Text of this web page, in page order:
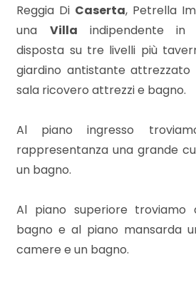
Reggia Di Caserta, Petrella
una Villa indipendente in
disposta su tre livelli più
giardino antistante
sala ricovero attrezzi e bagno.
Al piano ingresso
rappresentanza una grande
un bagno.
Al piano superiore
bagno e al piano mansarda
camere e un bagno.
Totale
Locali
minimi